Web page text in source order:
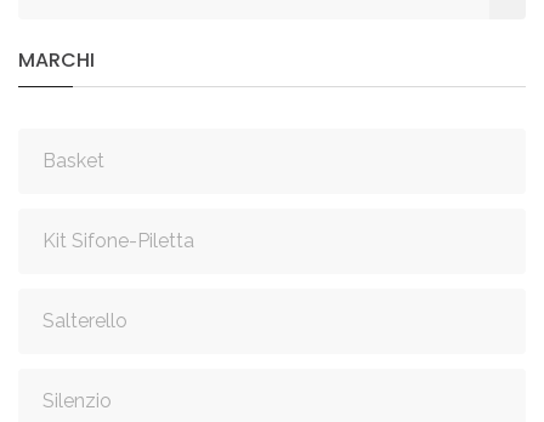
MARCHI
Basket
Kit Sifone-Piletta
Salterello
Silenzio